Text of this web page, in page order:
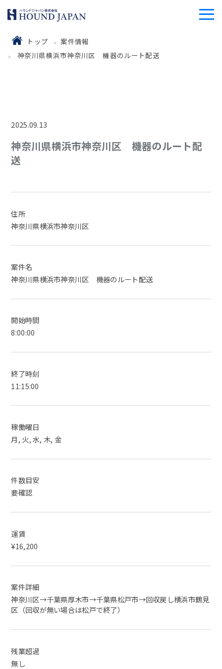
トップ
案件情報
神奈川県横浜市神奈川区 機器のルート配送
2025.09.13
神奈川県横浜市神奈川区 機器のルート配
送
住所
神奈川県横浜市神奈川区
案件名
神奈川県横浜市神奈川区 機器のルート配送
開始時間
8:00:00
終了時刻
11:15:00
稼働曜日
月, 火, 水, 木, 金
件数目安
要確認
運賃
¥16,200
案件詳細
神奈川区→千葉県厚木市→千葉県松戸市→回収戻し横浜市鶴見
区（回収が無い場合は松戸で終了）
残業超過
無し